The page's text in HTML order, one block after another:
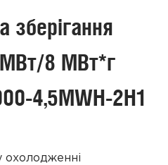
зберігання
МВт/8 МВт*г
4,5MWH-2H1
охолодженні